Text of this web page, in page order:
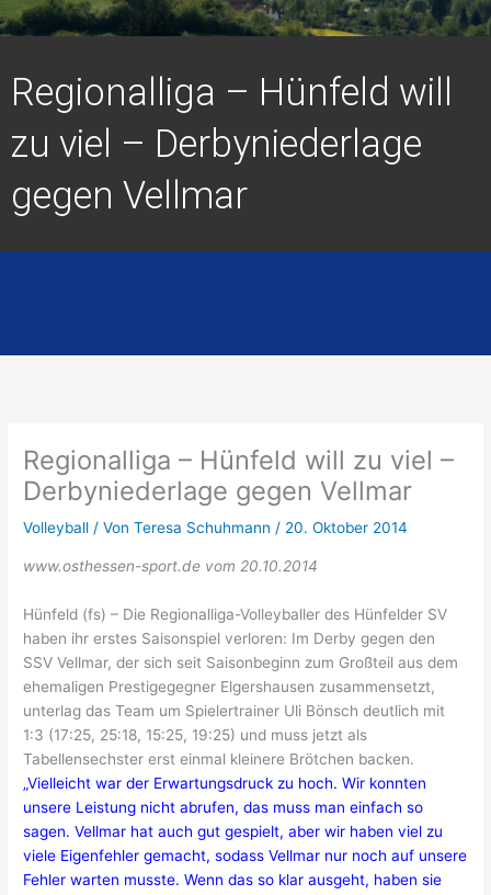
Regionalliga – Hünfeld will
zu viel – Derbyniederlage
gegen Vellmar
Regionalliga – Hünfeld will zu viel –
Derbyniederlage gegen Vellmar
Volleyball / VonTeresa Schuhmann/ 20. Oktober 2014
www.osthessen-sport.de vom 20.10.2014
Hünfeld (fs) – Die Regionalliga-Volleyballer des Hünfelder SV
haben ihr erstes Saisonspiel verloren: Im Derby gegen den
SSV Vellmar, der sich seit Saisonbeginn zum Großteil aus dem
ehemaligen Prestigegegner Elgershausen zusammensetzt,
unterlag das Team um Spielertrainer Uli Bönsch deutlich mit
1:3 (17:25, 25:18, 15:25, 19:25) und muss jetzt als
Tabellensechster erst einmal kleinere Brötchen backen.
„Vielleicht war der Erwartungsdruck zu hoch. Wir konnten
unsere Leistung nicht abrufen, das muss man einfach so
sagen. Vellmar hat auch gut gespielt, aber wir haben viel zu
viele Eigenfehler gemacht, sodass Vellmar nur noch auf unsere
Fehler warten musste. Wenn das so klar ausgeht, haben sie